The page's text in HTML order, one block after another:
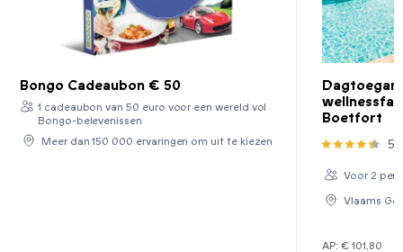
Bongo Cadeaubon € 50
1 cadeaubon van 50 euro voor een wereld vol
Bongo-belevenissen
Meer dan 150 000 ervaringen om uit te kiezen
Boetfort
59
Voor 2
Vlaams
AP: € 101,80